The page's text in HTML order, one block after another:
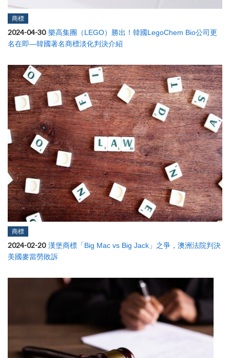
商標
2024-04-30 樂高集團（LEGO）勝出！韓國LegoChem Bio公司更
名在即—韓國著名商標淡化判決介紹
商標
2024-02-20 漢堡商標「Big Mac vs Big Jack」之爭，澳洲法院判決
美國麥當勞敗訴